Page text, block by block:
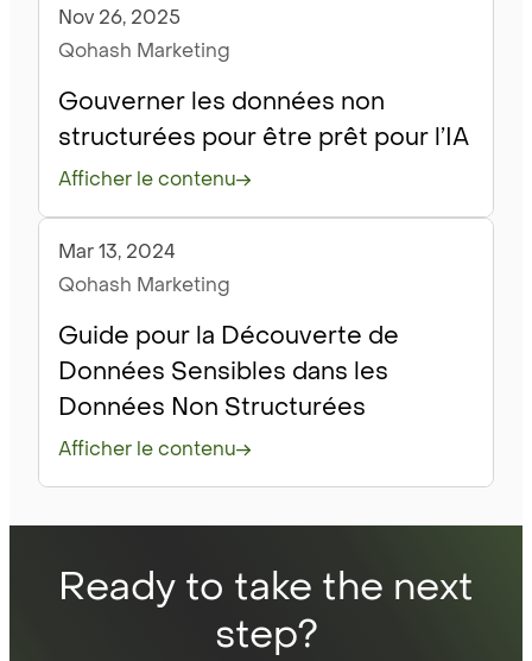
Blogue
Nov 26, 2025
Qohash Marketing
Gouverner les données non
structurées pour être prêt pour l’IA
Afficher le contenu
Blogue
Mar 13, 2024
Qohash Marketing
Guide pour la Découverte de
Données Sensibles dans les
Données Non Structurées
Afficher le contenu
Ready to take the next
step?